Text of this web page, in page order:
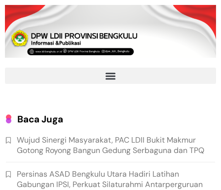
Baca Juga
Wujud Sinergi Masyarakat, PAC LDII Bukit Makmur
Gotong Royong Bangun Gedung Serbaguna dan TPQ
Persinas ASAD Bengkulu Utara Hadiri Latihan
Gabungan IPSI, Perkuat Silaturahmi Antarperguruan